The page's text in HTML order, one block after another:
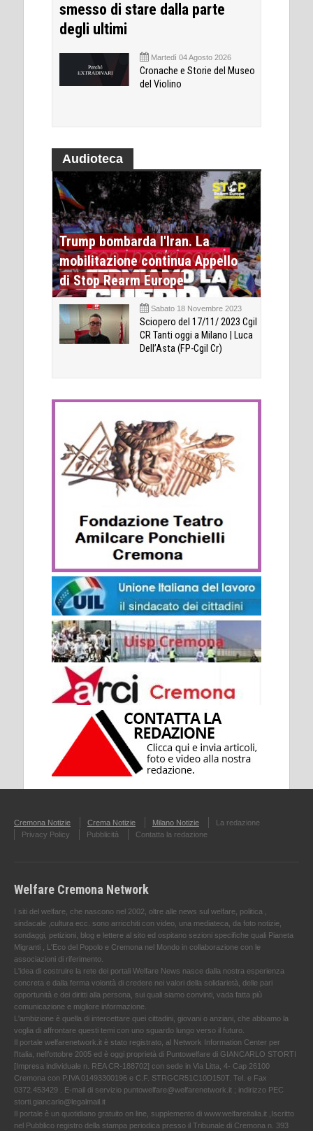
smesso di stare dalla parte
degli ultimi
Martedì 04 Agosto 2026
Cronache e Storie del Museo
del Violino
Audioteca
Trump bombarda l'Iran. La
mobilitazione continua Appello
di Stop Rearm Europe
Sabato 18 Novembre 2023
Sciopero del 17/11/ 2023 Cgil
CR Tanti oggi a Milano | Luca
Dell’Asta (FP-Cgil Cr)
Cremona Notizie Crema Notizie Milano Notizie
La redazione
Privacy Policy
Pubblicità Contatta la redazione
Welfare Cremona Network
I siti del welfare, che nascono nel 2002, oltre alle news sul welfare, politica ,
sindacale ,cultura ecc. sono arricchiti con video, una mediateca, da foto notizie,
sondaggi, petizioni, blog e lettere al sito ed ospitano sezioni specifiche quali Pianeta
Migranti , L'Eco del Popolo e Cremona nel Mondo in collaborazione con le
associazioni di riferimento.
L'idea di costruire la rete dei portali Welfare News nasce dalla nostra esperienza
concreta e dalla ferma volontà di credere nei valori della solidarietà, delle pari
opportunità e dei diritti alla persona, sui quali siamo convinti, vada fatta più
comunicazione e migliore informazione.
L'ambizione è quella di intercettare quei cittadini, giovani o anziani, che abbiamo la
voglia di affrontare questi temi con uno sguardo lungo verso il futuro.
Il portale welfarenetwork.it è stato registrato, al Network Information Center per
l'Italia, nell’ottobre 2005 ed è oggi proprietà di Puntowelfare di GIANCARLO STORTI
[Impresa individuale n. REA CR-188702] con sede in Via Litta, 4- Cap 26100
Cremona con P.IVA 01493300196 e C.F. STRGCR51C10D150T. Tel. e Fax
0372.453429 . E-mail di servizio puntowelfare@welfarenetwork.it ; indirizzo PEC
storti.giancarlo@legalmail.it
Il portale è un quotidiano gratuito on line, supplemento di www.welfareitalia.it ,Iscritto
nel Pubblico registro della stampa periodica presso il Tribunale di Cremona n. 393